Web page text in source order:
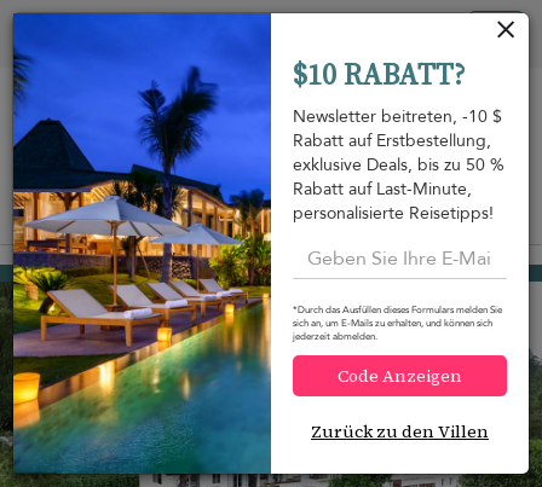
Auf der Karte anzeigen
Ella von1.970 USD
$10 RABATT?
Newsletter beitreten, -10 $
Rabatt auf Erstbestellung,
exklusive Deals, bis zu 50 %
Rabatt auf Last-Minute,
personalisierte Reisetipps!
*Durch das Ausfüllen dieses Formulars melden Sie
sich an, um E-Mails zu erhalten, und können sich
jederzeit abmelden.
Code Anzeigen
Zurück zu den Villen
Cookie-Einstellungen